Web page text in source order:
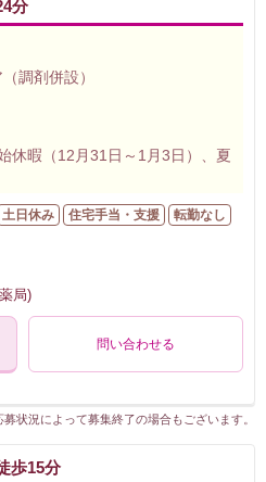
分
調剤併設）
休暇（12月31日～1月3日）、夏
土日休み 住宅手当・支援
転勤なし
局)
問い合わせる
状況によって募集終了の場合もございます。
歩15分